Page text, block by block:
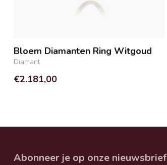
Bloem Diamanten Ring Witgoud
Diamant
€2.181,00
Abonneer je op onze nieuwsbrief